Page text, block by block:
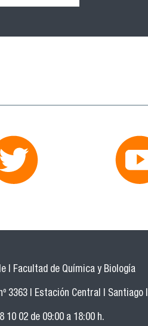
| Facultad de Química y Biología
3363 | Estación Central | Santiago
10 02 de 09:00 a 18:00 h.